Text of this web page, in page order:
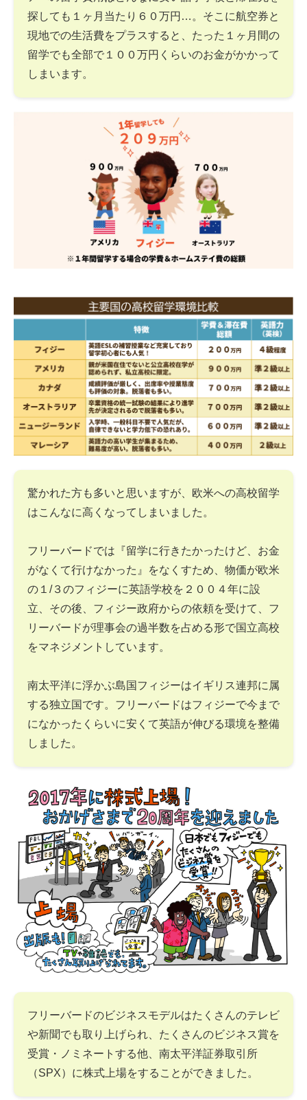
探しても１ヶ月当たり６０万円…。そこに航空券と
現地での生活費をプラスすると、たった１ヶ月間の
留学でも全部で１００万円くらいのお金がかかって
しまいます。
驚かれた方も多いと思いますが、欧米への高校留学
はこんなに高くなってしまいました。
フリーバードでは『留学に行きたかったけど、お金
がなくて行けなかった』をなくすため、物価が欧米
の１/３のフィジーに英語学校を２００４年に設
立、その後、フィジー政府からの依頼を受けて、フ
リーバードが理事会の過半数を占める形で国立高校
をマネジメントしています。
南太平洋に浮かぶ島国フィジーはイギリス連邦に属
する独立国です。フリーバードはフィジーで今まで
になかったくらいに安くて英語が伸びる環境を整備
しました。
フリーバードのビジネスモデルはたくさんのテレビ
や新聞でも取り上げられ、たくさんのビジネス賞を
受賞・ノミネートする他、南太平洋証券取引所
（SPX）に株式上場をすることができました。